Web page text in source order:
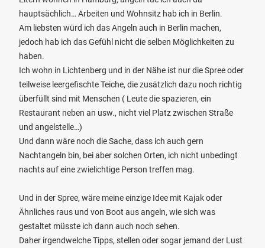
hauptsächlich… Arbeiten und Wohnsitz hab ich in Berlin.
Am liebsten würd ich das Angeln auch in Berlin machen,
jedoch hab ich das Gefühl nicht die selben Möglichkeiten zu
haben.
Ich wohn in Lichtenberg und in der Nähe ist nur die Spree oder
teilweise leergefischte Teiche, die zusätzlich dazu noch richtig
überfüllt sind mit Menschen ( Leute die spazieren, ein
Restaurant neben an usw., nicht viel Platz zwischen Straße
und angelstelle…)
Und dann wäre noch die Sache, dass ich auch gern
Nachtangeln bin, bei aber solchen Orten, ich nicht unbedingt
nachts auf eine zwielichtige Person treffen mag.
Und in der Spree, wäre meine einzige Idee mit Kajak oder
Ähnliches raus und von Boot aus angeln, wie sich was
gestaltet müsste ich dann auch noch sehen.
Daher irgendwelche Tipps, stellen oder sogar jemand der Lust